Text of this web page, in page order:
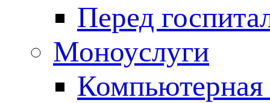
Перед
Моноуслуги